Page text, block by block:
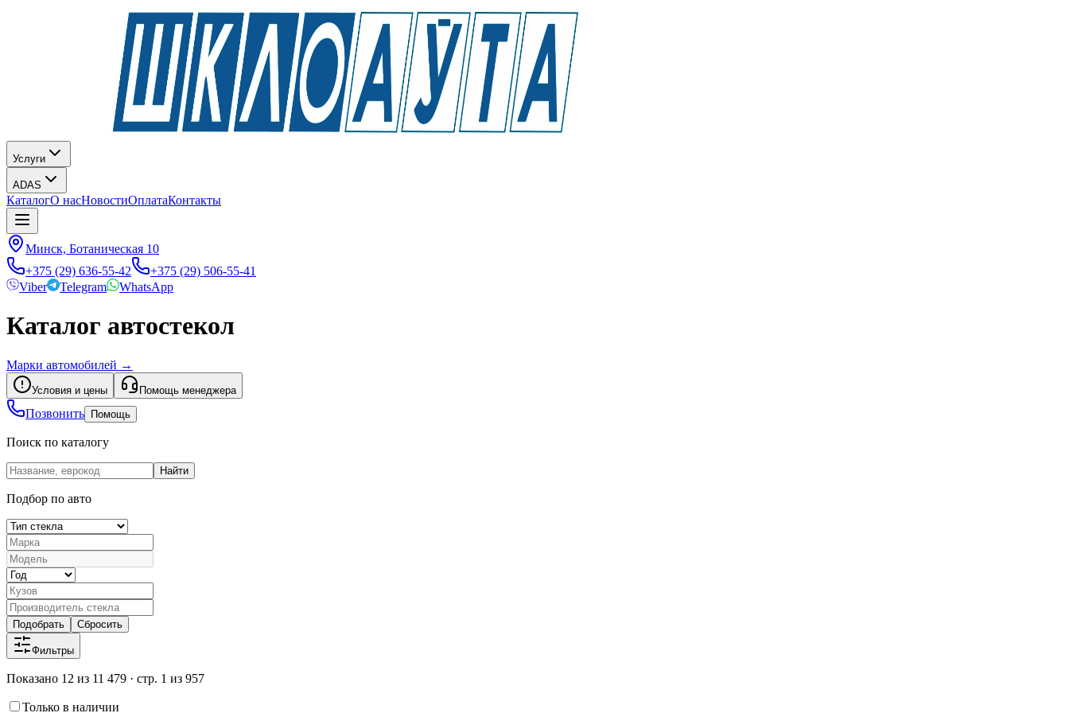
Услуги
ADAS
КаталогО насНовостиОплатаКонтакты
Минск, Ботаническая 10
+375 (29) 636-55-42
+375 (29) 506-55-41
Viber
Telegram WhatsApp
Каталог автостекол
Марки автомобилей →
Условия и цены Помощь менеджера
Позвонить Помощь
Поиск по каталогу
Найти
Подбор по авто
Подобрать Сбросить
Фильтры
Показано 12 из 11 479 · стр. 1 из 957
Только в наличии